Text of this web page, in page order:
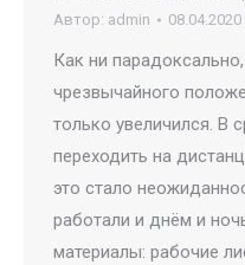
Автор: admin 08.04.2020
Как ни
чрезвычайного
только увеличился. В
переходить на
это стало
работали и днём и
материалы: рабочие